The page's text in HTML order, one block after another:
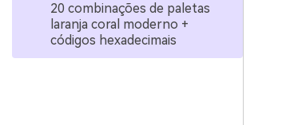
20 combinações de paletas
laranja coral moderno +
códigos hexadecimais